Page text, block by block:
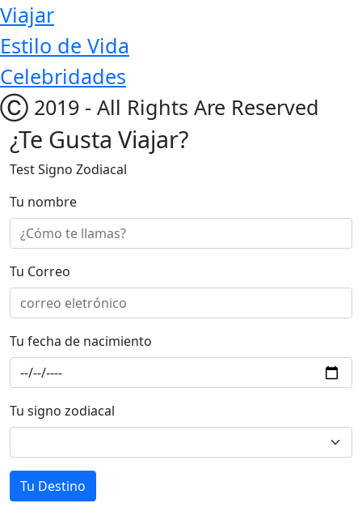
Viajar
Estilo de Vida
Celebridades
Ⓒ 2019 - All Rights Are Reserved
¿Te Gusta Viajar?
Test Signo Zodiacal
Tu nombre
Tu Correo
Tu fecha de nacimiento
Tu signo zodiacal
Tu Destino